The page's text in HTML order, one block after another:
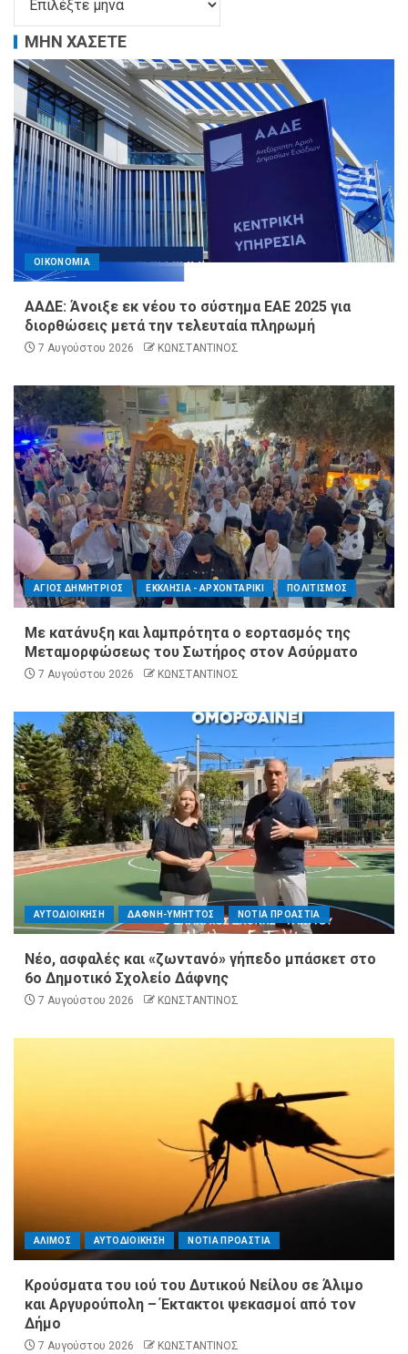
ΜΗΝ ΧΑΣΕΤΕ
ΟΙΚΟΝΟΜΙΑ
ΑΑΔΕ: Άνοιξε εκ νέου το σύστημα ΕΑΕ 2025 για
διορθώσεις μετά την τελευταία πληρωμή
7 Αυγούστου 2026 ΚΩΝΣΤΑΝΤΙΝΟΣ
ΑΓΙΟΣ ΔΗΜΗΤΡΙΟΣ ΕΚΚΛΗΣΙΑ - ΑΡΧΟΝΤΑΡΙΚΙ ΠΟΛΙΤΙΣΜΟΣ
Με κατάνυξη και λαμπρότητα ο εορτασμός της
Μεταμορφώσεως του Σωτήρος στον Ασύρματο
7 Αυγούστου 2026 ΚΩΝΣΤΑΝΤΙΝΟΣ
ΑΥΤΟΔΙΟΙΚΗΣΗ ΔΑΦΝΗ-ΥΜΗΤΤΟΣ ΝΟΤΙΑ ΠΡΟΑΣΤΙΑ
Νέο, ασφαλές και «ζωντανό» γήπεδο μπάσκετ στο
6ο Δημοτικό Σχολείο Δάφνης
7 Αυγούστου 2026 ΚΩΝΣΤΑΝΤΙΝΟΣ
ΑΛΙΜΟΣ ΑΥΤΟΔΙΟΙΚΗΣΗ ΝΟΤΙΑ ΠΡΟΑΣΤΙΑ
Κρούσματα του ιού του Δυτικού Νείλου σε Άλιμο
και Αργυρούπολη – Έκτακτοι ψεκασμοί από τον
Δήμο
7 Αυγούστου 2026 ΚΩΝΣΤΑΝΤΙΝΟΣ